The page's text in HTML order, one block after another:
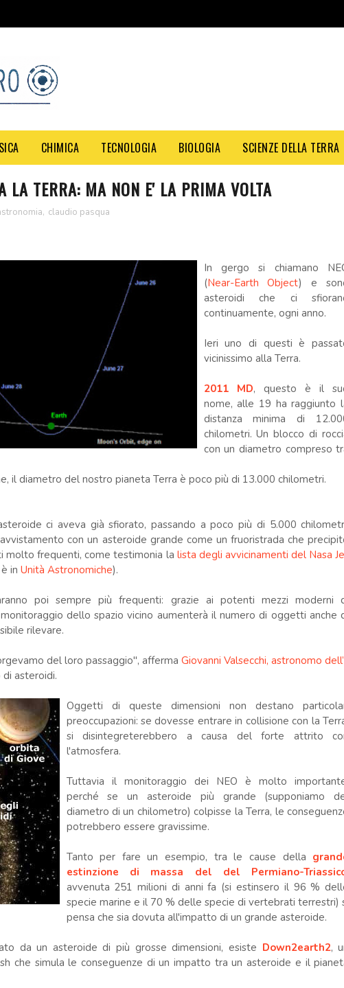
CHIMICA TECNOLOGIA BIOLOGIA SCIENZE DELLA TERRA
LA TERRA: MA NON E' LA PRIMA VOLTA
, claudio pasqua
In gergo si chiamano
(Near-Earth Object) e
asteroidi che ci
continuamente, ogni anno.
Ieri uno di questi è
vicinissimo alla Terra.
2011 MD, questo è il
nome, alle 19 ha raggiunto
distanza minima di
chilometri. Un blocco di
con un diametro compreso
il diametro del nostro pianeta Terra è poco più di 13.000 chilometri.
ci aveva già sfiorato, passando a poco più di 5.000
con un asteroide grande come un fruoristrada che
molto frequenti, come testimonia la lista degli avvicinamenti del Nasa
in Unità Astronomiche).
poi sempre più frequenti: grazie ai potenti mezzi moderni
dello spazio vicino aumenterà il numero di oggetti anche
rilevare.
del loro passaggio", afferma Giovanni Valsecchi, astronomo dell’
asteroidi.
Oggetti di queste dimensioni non destano
preoccupazioni: se dovesse entrare in collisione con la
si disintegreterebbero a causa del forte attrito
l'atmosfera.
Tuttavia il monitoraggio dei NEO è molto
perché se un asteroide più grande (supponiamo
diametro di un chilometro) colpisse la Terra, le
potrebbero essere gravissime.
Tanto per fare un esempio, tra le cause della
estinzione di massa del del Permiano-
avvenuta 251 milioni di anni fa (si estinsero il 96 %
specie marine e il 70 % delle specie di vertebrati terrestri)
pensa che sia dovuta all'impatto di un grande asteroide.
da un asteroide di più grosse dimensioni, esiste Down2earth2,
che simula le conseguenze di un impatto tra un asteroide e il